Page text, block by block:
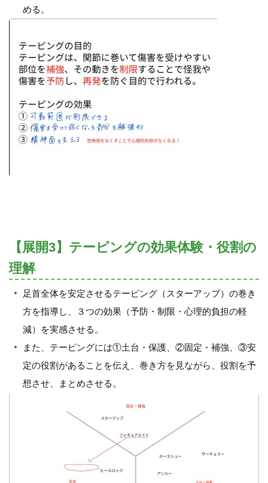
める。
【展開3】テーピングの効果体験・役割の
理解
足首全体を安定させるテーピング（スターアップ）の巻き
方を指導し、３つの効果（予防・制限・心理的負担の軽
減）を実感させる。
また、テーピングには①土台・保護、②固定・補強、③安
定の役割があることを伝え、巻き方を見ながら、役割を予
想させ、まとめさせる。